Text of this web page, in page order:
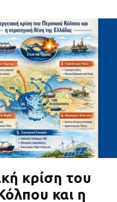
κρίση του
και η